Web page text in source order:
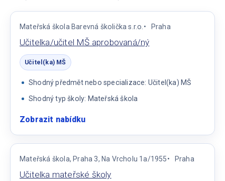
Mateřská škola Barevná školička s.r.o. Praha
Učitelka/učitel MŠ aprobovaná/ný
Učitel(ka) MŠ
Shodný předmět nebo specializace: Učitel(ka) MŠ
Shodný typ školy: Mateřská škola
Zobrazit nabídku:
MŠ
aprobovaná/ný
Mateřská škola, Praha 3, Na Vrcholu 1a/1955 Praha
Učitelka mateřské školy